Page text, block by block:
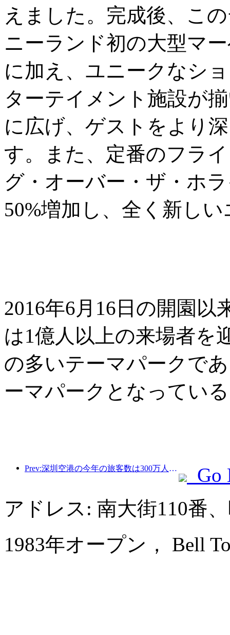
えました。完成後、こ
ニーランド初の大型マ
に加え、ユニークなシ
ターテイメント施設が
に広げ、ゲストをより
す。また、定番のフラ
グ・オーバー・ザ・ホ
50%増加し、全く新し
2016年6月16日の開園
は1億人以上の来場者を
の多いテーマパークで
ーマパークとなってい
Prev:深圳空港の今年の旅客数は300万人を超え、同期間の新記録を樹立した。
Go
アドレス: 南大街110番
1983年オープン， Bell